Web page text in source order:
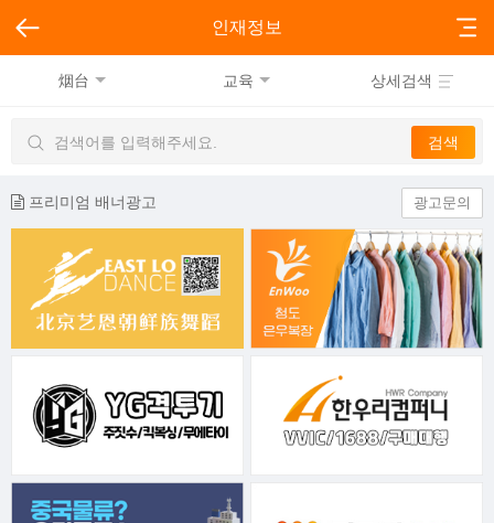
인재정보
烟台 교육 상세검색
프리미엄 배너광고 광고문의